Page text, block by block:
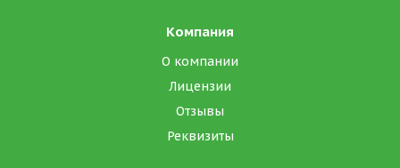
Компания
О компании
Лицензии
Отзывы
Реквизиты